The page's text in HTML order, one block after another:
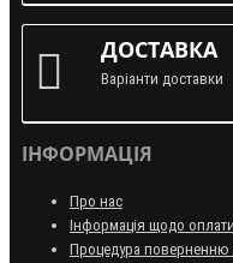
ДОСТАВКА
Варіанти доставки
ІНФОРМАЦІЯ
Про нас
Інформація щодо
Процедура поверненню